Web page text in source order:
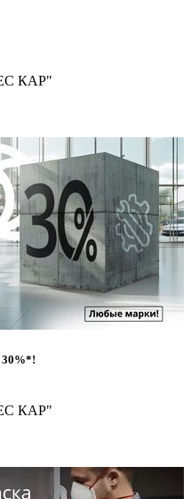
КАР"
30%*!
КАР"